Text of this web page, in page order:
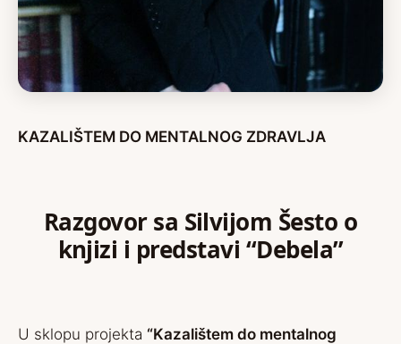
KAZALIŠTEM DO MENTALNOG ZDRAVLJA
Razgovor sa Silvijom Šesto o
knjizi i predstavi “Debela”
U sklopu projekta “Kazalištem do mentalnog